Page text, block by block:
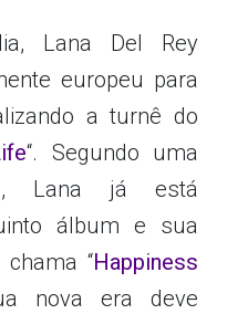
Lana Del Rey
europeu para
a turnê do
“. Segundo uma
Lana já está
álbum e sua
“Happiness
nova era deve